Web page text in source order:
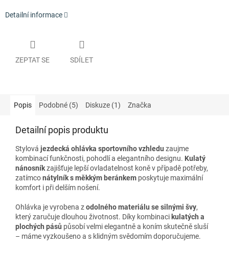
Detailní informace
ZEPTAT SE SDÍLET
Popis Podobné (5) Diskuze (1) Značka
Detailní popis produktu
Stylová jezdecká ohlávka sportovního vzhledu zaujme
kombinací funkčnosti, pohodlí a elegantního designu. Kulatý
nánosníkzajišťuje lepší ovladatelnost koně v případě potřeby,
zatímconátylník s měkkým beránkem poskytuje maximální
komfort i při delším nošení.
Ohlávka je vyrobena zodolného materiálu se silnými švy,
který zaručuje dlouhou životnost. Díky kombinaci kulatých a
plochých pásů působí velmi elegantně a koním skutečně sluší
– máme vyzkoušeno a s klidným svědomím doporučujeme.